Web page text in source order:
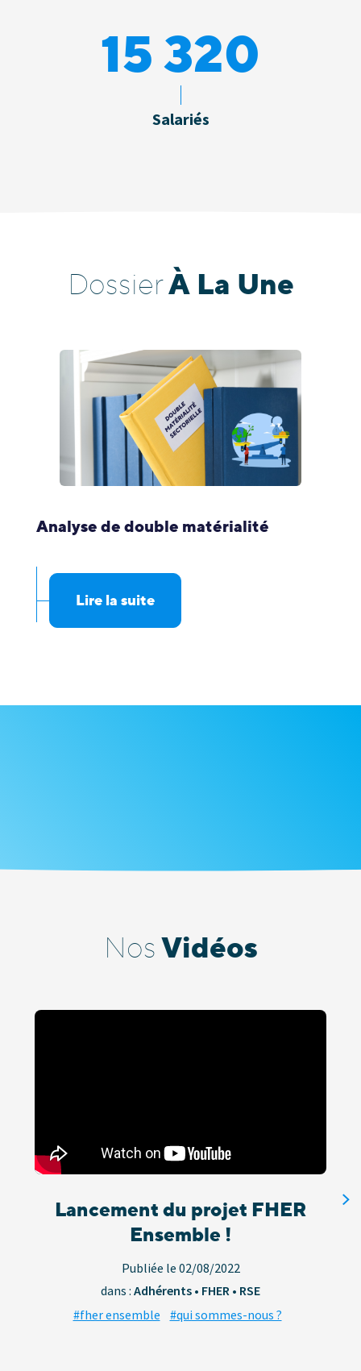
15 345
Salariés
DossierÀ La Une
Analyse de double matérialité
Lire la suite
NosVidéos
Lancement du projet FHER
Ensemble !
Publiée le 02/08/2022
dans : Adhérents • FHER • RSE
#fher ensemble
#qui sommes-nous ?